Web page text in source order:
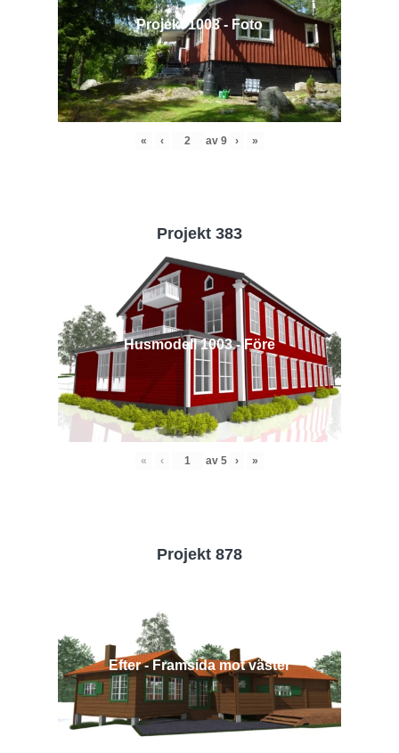
Projekt 1003 - Foto
« ‹ av 9 › »
Projekt 383
Husmodell 1003 - Före
« ‹ av 5 › »
Projekt 878
Efter - Framsida mot väster